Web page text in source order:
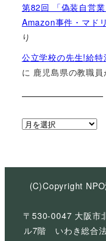
第82回 「偽装自営
Amazon事件・マド
り
公立学校の先生!給
に 鹿児島県の教職
ア
イ
(C)Copyright
〒530-0047 大阪市
ル7階 いわき総合